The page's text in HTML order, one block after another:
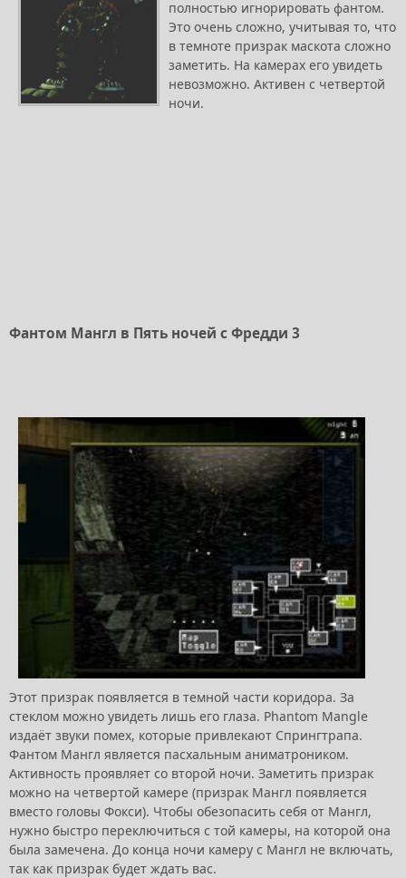
полностью игнорировать фантом.
Это очень сложно, учитывая то, что
в темноте призрак маскота сложно
заметить. На камерах его увидеть
невозможно. Активен с четвертой
ночи.
Фантом Мангл в Пять ночей с Фредди 3
Этот призрак появляется в темной части коридора. За
стеклом можно увидеть лишь его глаза. Phantom Mangle
издаёт звуки помех, которые привлекают Спрингтрапа.
Фантом Мангл является пасхальным аниматроником.
Активность проявляет со второй ночи. Заметить призрак
можно на четвертой камере (призрак Мангл появляется
вместо головы Фокси). Чтобы обезопасить себя от Мангл,
нужно быстро переключиться с той камеры, на которой она
была замечена. До конца ночи камеру с Мангл не включать,
так как призрак будет ждать вас.